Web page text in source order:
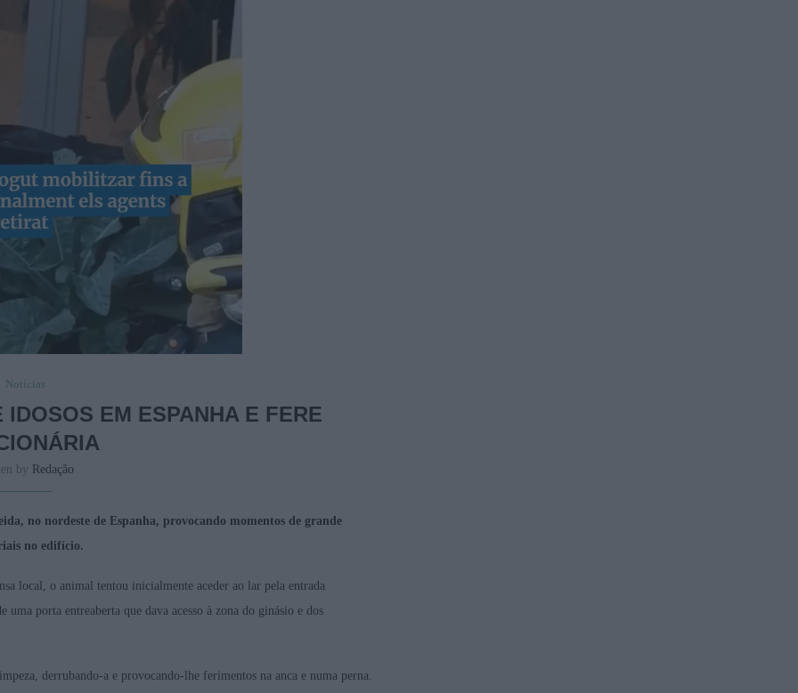
Notícias
EM ESPANHA E FERE
by Redação
no nordeste de Espanha, provocando momentos de grande
no edifício.
local, o animal tentou inicialmente aceder ao lar pela entrada
porta entreaberta que dava acesso à zona do ginásio e dos
derrubando-a e provocando-lhe ferimentos na anca e numa perna.